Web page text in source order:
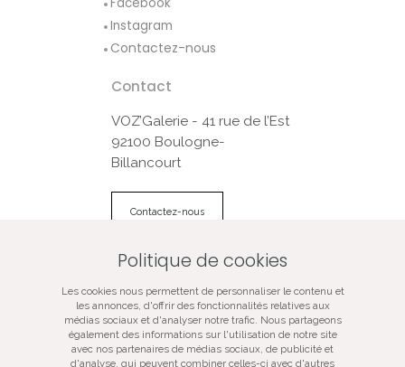
Facebook
Instagram
Contactez-nous
Contact
VOZ’Galerie - 41 rue de l’Est
92100 Boulogne-
Billancourt
Contactez-nous
VOZ‘Galerie
VOZ‘Image
Mentions légales
Politique de cookies
Les cookies nous permettent de personnaliser le contenu et
les annonces, d'offrir des fonctionnalités relatives aux
médias sociaux et d'analyser notre trafic. Nous partageons
également des informations sur l'utilisation de notre site
avec nos partenaires de médias sociaux, de publicité et
d'analyse, qui peuvent combiner celles-ci avec d'autres